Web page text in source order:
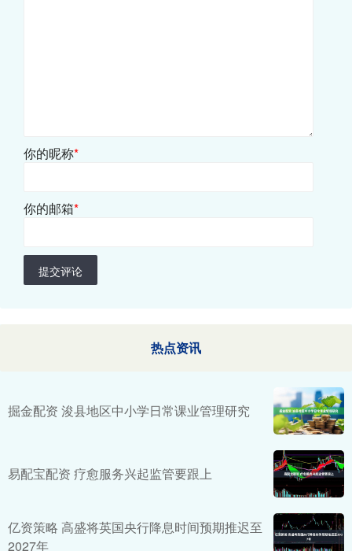
你的昵称*
你的邮箱*
提交评论
热点资讯
掘金配资 浚县地区中小学日常课业管理研究
易配宝配资 疗愈服务兴起监管要跟上
亿资策略 高盛将英国央行降息时间预期推迟至
2027年